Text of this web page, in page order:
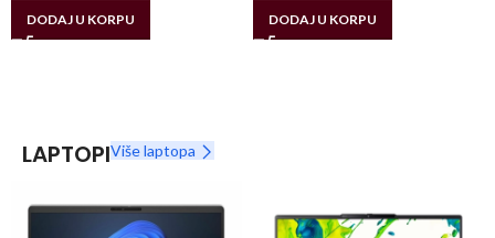
DODAJ U KORPU DODAJ U KORPU
LAPTOPIViše laptopa